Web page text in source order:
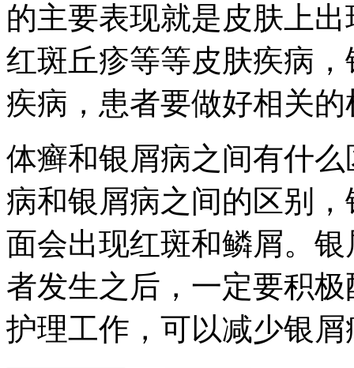
的主要表现就是皮肤上
红斑丘疹等等皮肤疾病
疾病，患者要做好相关的
体癣和银屑病之间有什
病和银屑病之间的区别
面会出现红斑和鳞屑。
者发生之后，一定要积
护理工作，可以减少银